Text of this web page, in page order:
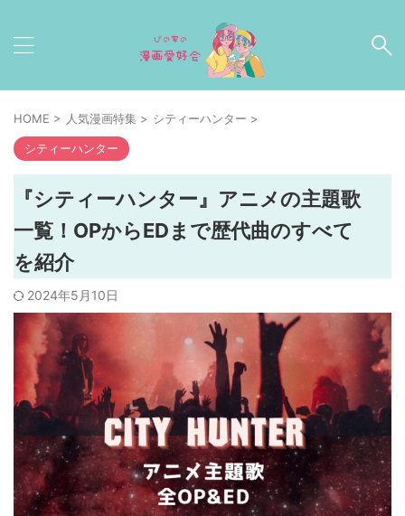
HOME > 人気漫画特集 > シティーハンター >
シティーハンター
『シティーハンター』アニメの主題歌
一覧！OPからEDまで歴代曲のすべて
を紹介
2024年5月10日